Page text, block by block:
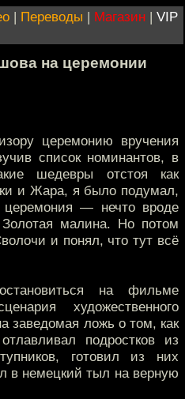
| Переводы | Магазин | VIP
на церемонии
церемонию вручения
список номинантов, в
шедевры отстоя как
и Жара, я было подумал,
церемония — нечто вроде
малина. Но потом
и понял, что тут всё
на фильме
художественного
заведомая ложь о том, как
подростков из
готовил из них
в немецкий тыл на верную